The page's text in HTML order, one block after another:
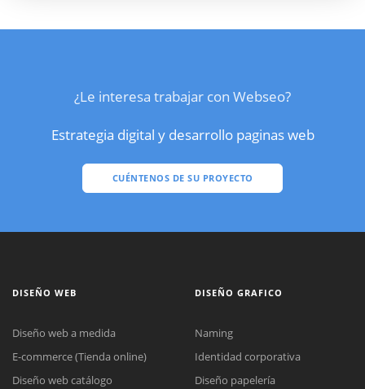
¿Le interesa trabajar con Webseo?
Estrategia digital y desarrollo paginas web
CUÉNTENOS DE SU PROYECTO
DISEÑO WEB
Diseño web a medida
E-commerce (Tienda online)
Diseño web catálogo
DISEÑO GRAFICO
Naming
Identidad corporativa
Diseño papelería